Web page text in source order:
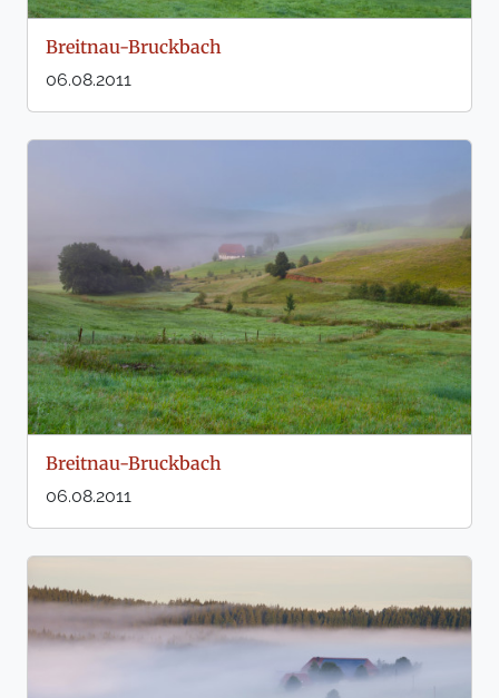
Breitnau-Bruckbach
06.08.2011
Breitnau-Bruckbach
06.08.2011